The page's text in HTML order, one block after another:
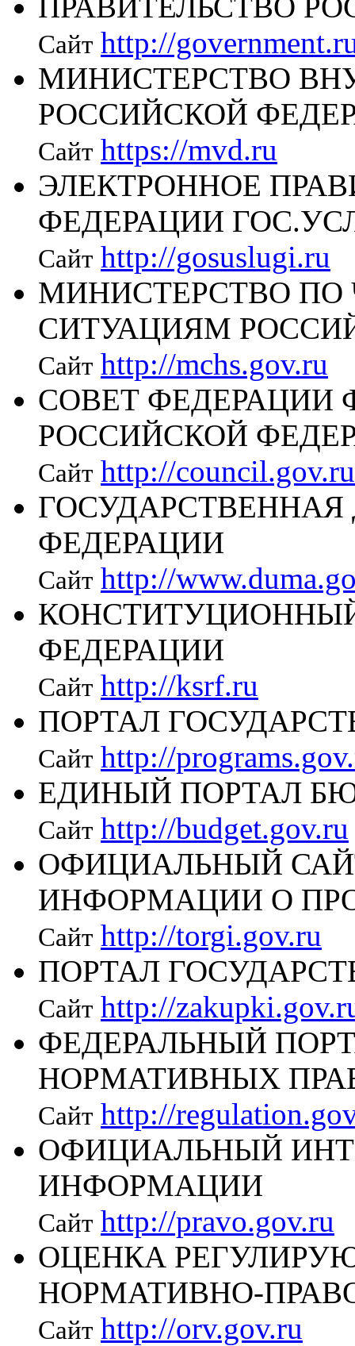
Сайт http://
МИНИСТЕРСТВО
РОССИЙСКОЙ
Сайт https://mvd.ru
ЭЛЕКТРОННОЕ
ФЕДЕРАЦИИ
Сайт http://gosuslugi.ru
МИНИСТЕРСТВО
СИТУАЦИЯМ
Сайт http://mchs.gov.ru
СОВЕТ ФЕДЕРАЦИИ
РОССИЙСКОЙ
Сайт http://council.gov.ru
ФЕДЕРАЦИИ
Сайт http://
ФЕДЕРАЦИИ
Сайт http://ksrf.ru
ПОРТАЛ
Сайт http://
ЕДИНЫЙ ПОРТАЛ
Сайт http://budget.gov.ru
ОФИЦИАЛЬНЫЙ
ИНФОРМАЦИИ О
Сайт http://torgi.gov.ru
ПОРТАЛ
Сайт http://
ФЕДЕРАЛЬНЫЙ
НОРМАТИВНЫХ
Сайт http://
ОФИЦИАЛЬНЫЙ
ИНФОРМАЦИИ
Сайт http://pravo.gov.ru
ОЦЕНКА
НОРМАТИВНО-
Сайт http://orv.gov.ru